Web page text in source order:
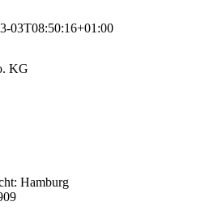
03T08:50:16+01:00
KG
Hamburg